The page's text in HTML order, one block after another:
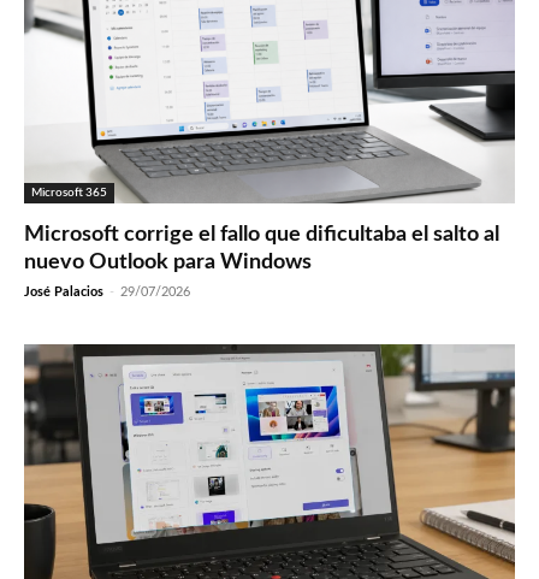
Microsoft 365
Microsoft corrige el fallo que dificultaba el salto al
nuevo Outlook para Windows
José Palacios - 29/07/2026